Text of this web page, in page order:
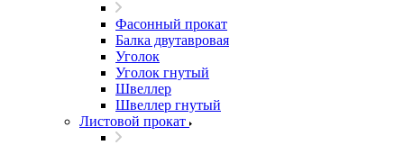
Фасонный прокат
Балка двутавровая
Уголок
Уголок гнутый
Швеллер
Швеллер гнутый
Листовой прокат